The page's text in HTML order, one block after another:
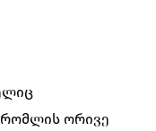
ორივე